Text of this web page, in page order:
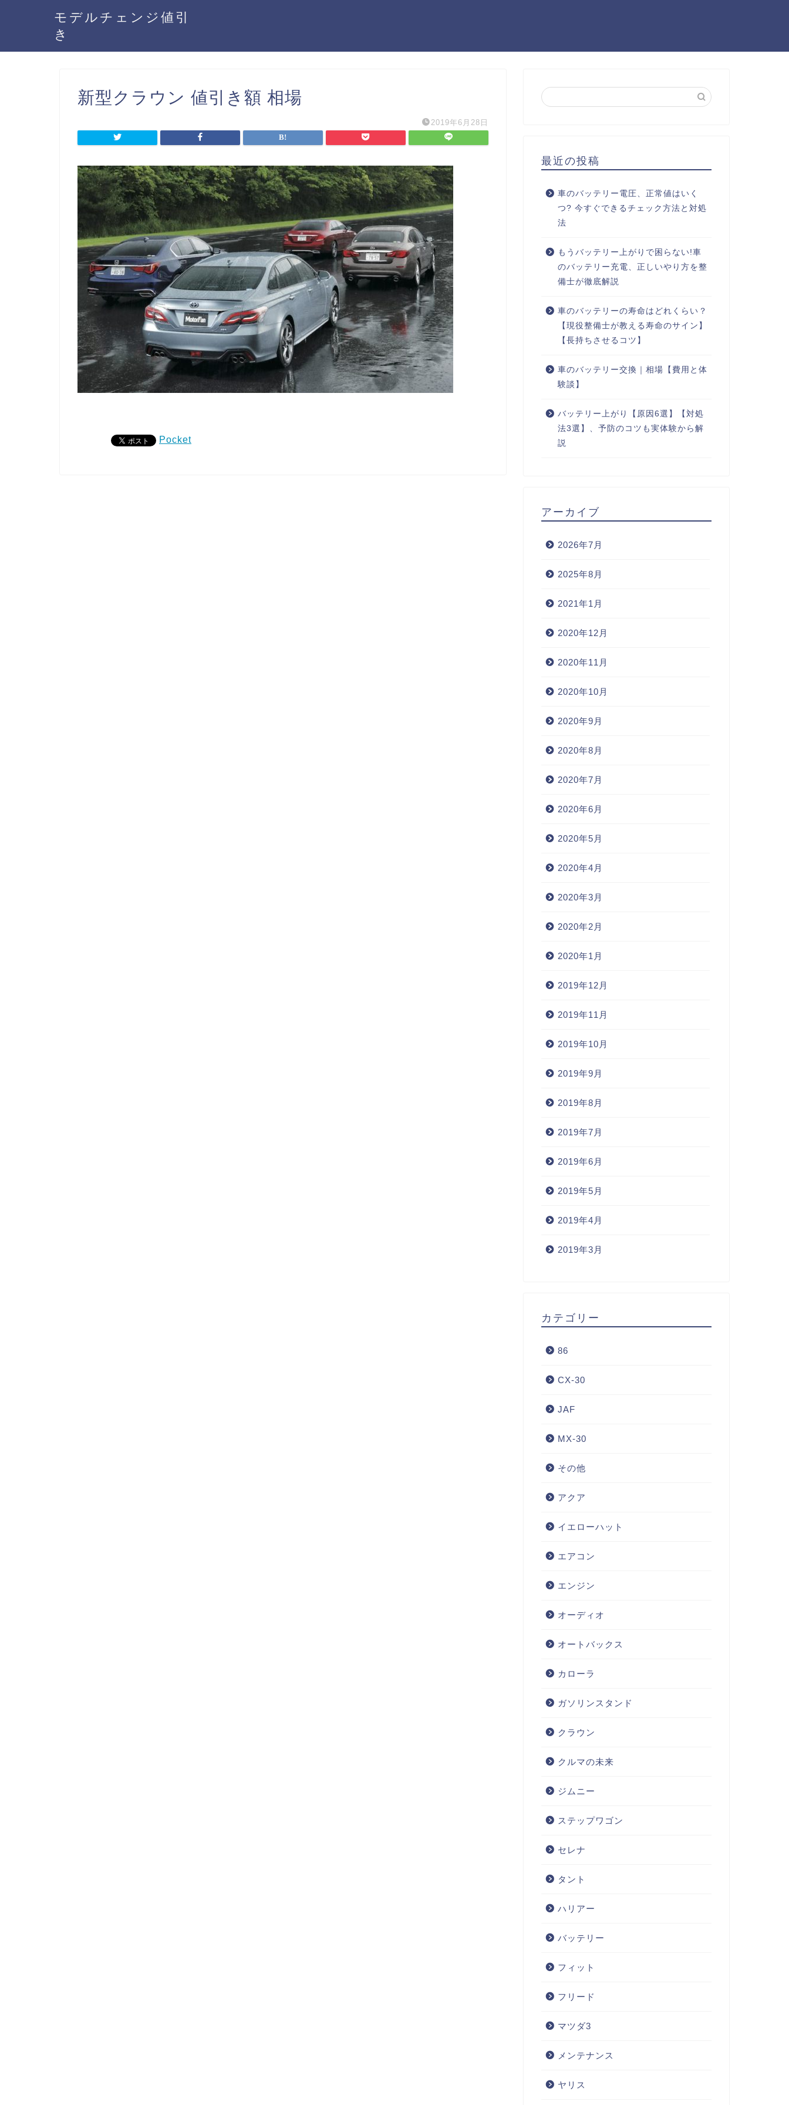
モデルチェンジ値引
き
新型クラウン 値引き額 相場
2019年6月28日
Pocket
最近の投稿
車のバッテリー電圧、正常値はいく
つ? 今すぐできるチェック方法と対処
法
もうバッテリー上がりで困らない!車
のバッテリー充電、正しいやり方を整
備士が徹底解説
車のバッテリーの寿命はどれくらい？
【現役整備士が教える寿命のサイン】
【長持ちさせるコツ】
車のバッテリー交換｜相場【費用と体
験談】
バッテリー上がり【原因6選】【対処
法3選】、予防のコツも実体験から解
説
アーカイブ
2026年7月
2025年8月
2021年1月
2020年12月
2020年11月
2020年10月
2020年9月
2020年8月
2020年7月
2020年6月
2020年5月
2020年4月
2020年3月
2020年2月
2020年1月
2019年12月
2019年11月
2019年10月
2019年9月
2019年8月
2019年7月
2019年6月
2019年5月
2019年4月
2019年3月
カテゴリー
86
CX-30
JAF
MX-30
その他
アクア
イエローハット
エアコン
エンジン
オーディオ
オートバックス
カローラ
ガソリンスタンド
クラウン
クルマの未来
ジムニー
ステップワゴン
セレナ
タント
ハリアー
バッテリー
フィット
フリード
マツダ3
メンテナンス
ヤリス